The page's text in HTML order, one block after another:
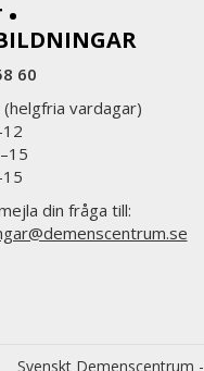
60
(helgfria vardagar)
din fråga till:
Svenskt Demenscentrum -